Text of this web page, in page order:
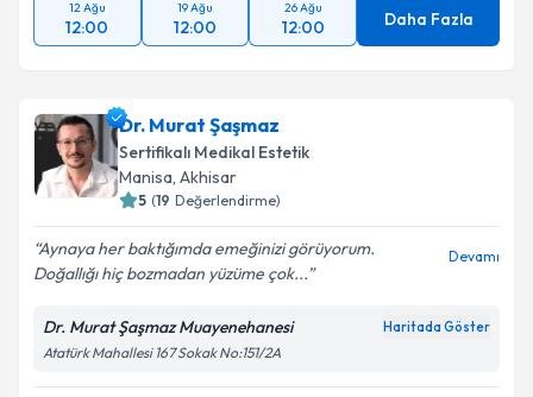
12 Ağu
12:00
19 Ağu
12:00
26 Ağu
12:00 Daha Fazla
Dr. Murat Şaşmaz
Sertifikalı Medikal Estetik
Manisa, Akhisar
5 (19 Değerlendirme)
Aynaya her baktığımda emeğinizi görüyorum.
Doğallığı hiç bozmadan yüzüme çok...
Devamı
Dr. Murat Şaşmaz Muayenehanesi Haritada Göster
Atatürk Mahallesi 167 Sokak No:151/2A